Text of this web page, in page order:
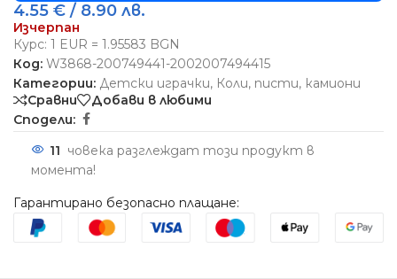
4.55 € / 8.90 лв.
Изчерпан
Курс: 1 EUR = 1.95583 BGN
Код: W3868-200749441-2002007494415
Категории: Детски играчки, Коли, писти, камиони
Сравни
Добави в любими
Сподели:
11 човека разглеждат този продукт в
момента!
Гарантирано безопасно плащане: